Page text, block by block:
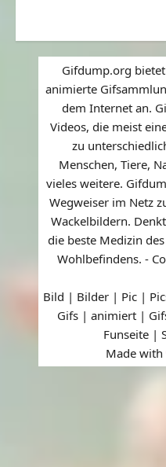
Gifdump.org
animierte
dem Internet an.
Videos, die meist
zu
Menschen, Tiere,
vieles weitere.
Wegweiser im Netz
Wackelbildern.
die beste Medizin
Wohlbefindens. -
Bild | Bilder | Pic |
Gifs | animiert |
Funseite |
Made with